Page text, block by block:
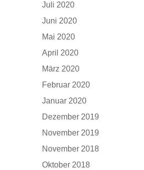
Juli 2020
Juni 2020
Mai 2020
April 2020
März 2020
Februar 2020
Januar 2020
Dezember 2019
November 2019
November 2018
Oktober 2018